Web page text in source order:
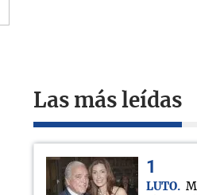
Las más leídas
LUTO